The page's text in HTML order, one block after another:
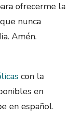
ofrecerme la
nunca
Amén.
con la
en
en español.